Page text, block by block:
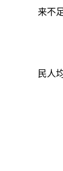
来不
民人